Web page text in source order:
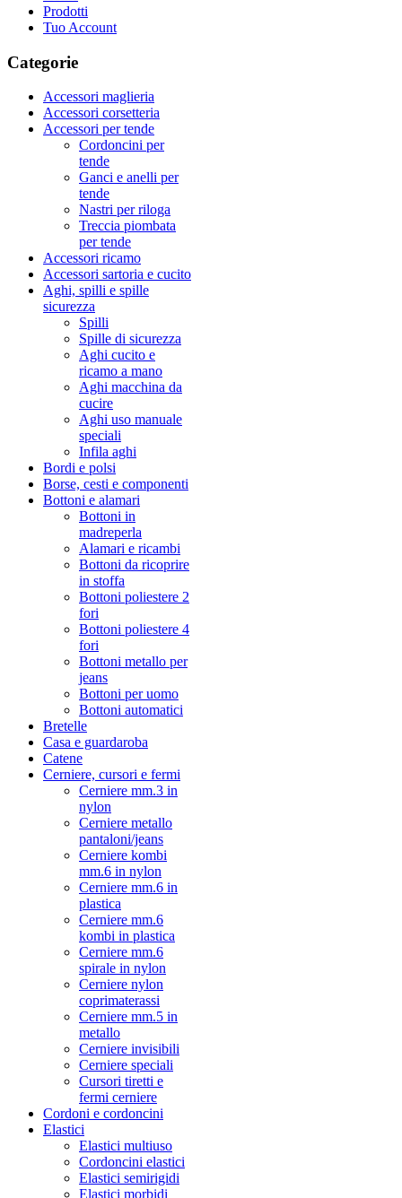
Prodotti
Tuo Account
Categorie
Accessori maglieria
Accessori corsetteria
Accessori per tende
Cordoncini per
tende
Ganci e anelli per
tende
Nastri per riloga
Treccia piombata
per tende
Accessori ricamo
Accessori sartoria e cucito
Aghi, spilli e spille
sicurezza
Spilli
Spille di sicurezza
Aghi cucito e
ricamo a mano
Aghi macchina da
cucire
Aghi uso manuale
speciali
Infila aghi
Bordi e polsi
Borse, cesti e componenti
Bottoni e alamari
Bottoni in
madreperla
Alamari e ricambi
Bottoni da ricoprire
in stoffa
Bottoni poliestere 2
fori
Bottoni poliestere 4
fori
Bottoni metallo per
jeans
Bottoni per uomo
Bottoni automatici
Bretelle
Casa e guardaroba
Catene
Cerniere, cursori e fermi
Cerniere mm.3 in
nylon
Cerniere metallo
pantaloni/jeans
Cerniere kombi
mm.6 in nylon
Cerniere mm.6 in
plastica
Cerniere mm.6
kombi in plastica
Cerniere mm.6
spirale in nylon
Cerniere nylon
coprimaterassi
Cerniere mm.5 in
metallo
Cerniere invisibili
Cerniere speciali
Cursori tiretti e
fermi cerniere
Cordoni e cordoncini
Elastici
Elastici multiuso
Cordoncini elastici
Elastici semirigidi
Elastici morbidi